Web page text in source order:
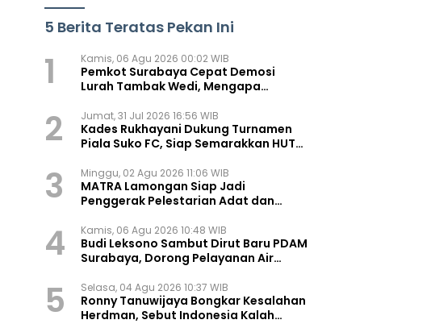
5 Berita Teratas Pekan Ini
1 Kamis, 06 Agu 2026 00:02 WIB
Pemkot Surabaya Cepat Demosi
Lurah Tambak Wedi, Mengapa
2 Jumat, 31 Jul 2026 16:56 WIB
Kades Rukhayani Dukung Turnamen
Piala Suko FC, Siap Semarakkan HUT
3 Minggu, 02 Agu 2026 11:06 WIB
MATRA Lamongan Siap Jadi
Penggerak Pelestarian Adat dan
4 Kamis, 06 Agu 2026 10:48 WIB
Budi Leksono Sambut Dirut Baru PDAM
Surabaya, Dorong Pelayanan Air
5 Selasa, 04 Agu 2026 10:37 WIB
Ronny Tanuwijaya Bongkar Kesalahan
Herdman, Sebut Indonesia Kalah